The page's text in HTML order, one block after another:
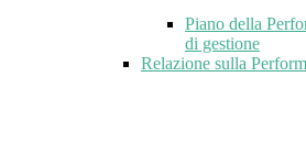
Piano della
di gestione
Relazione sulla